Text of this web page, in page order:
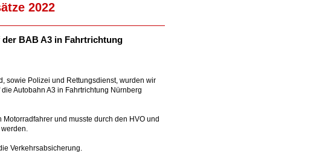
2022
BAB A3 in Fahrtrichtung
sowie Polizei und Rettungsdienst, wurden wir
Autobahn A3 in Fahrtrichtung Nürnberg
und musste durch den HVO und
Verkehrsabsicherung.